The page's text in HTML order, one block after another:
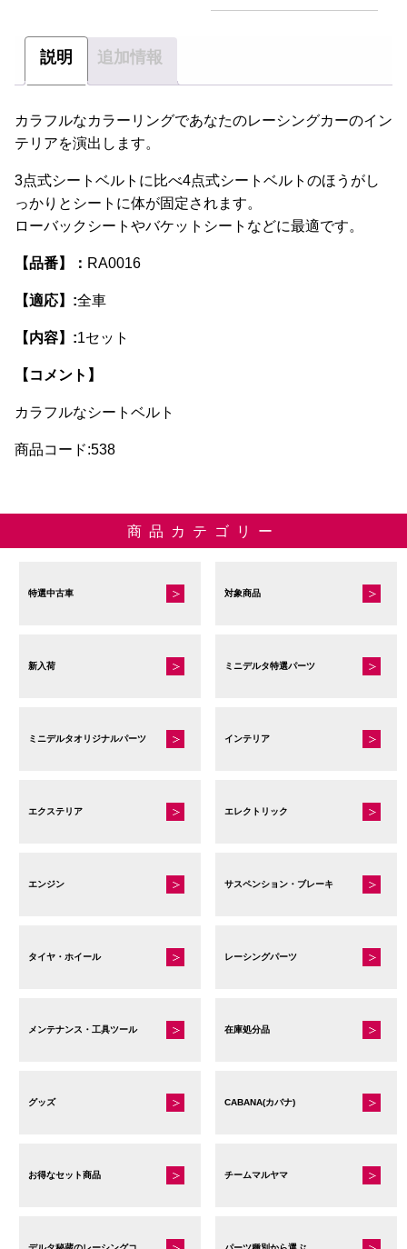
説明 追加情報
カラフルなカラーリングであなたのレーシングカーのイン
テリアを演出します。
3点式シートベルトに比べ4点式シートベルトのほうがし
っかりとシートに体が固定されます。
ローバックシートやバケットシートなどに最適です。
【品番】： RA0016
【適応】:全車
【内容】:1セット
【コメント】
カラフルなシートベルト
商品コード:538
商品カテゴリー
特選中古車 対象商品
新入荷 ミニデルタ特選パーツ
ミニデルタオリジナルパーツ インテリア
エクステリア エレクトリック
エンジン サスペンション・ブレーキ
タイヤ・ホイール レーシングパーツ
メンテナンス・工具ツール 在庫処分品
グッズ CABANA(カバナ)
お得なセット商品 チームマルヤマ